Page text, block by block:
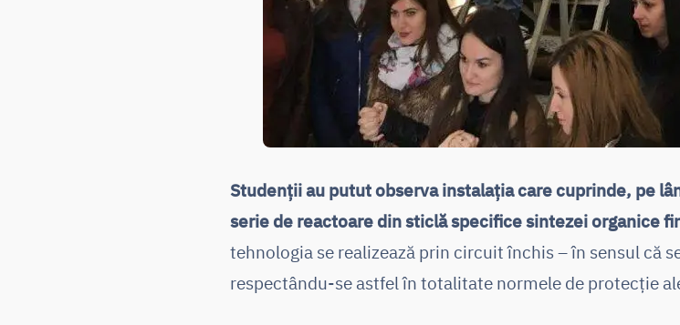
Studenții au putut observa instalația care cuprinde, pe
serie de reactoare din sticlă specifice sintezei organice
tehnologia se realizează prin circuit închis – în sensul că
respectându-se astfel în totalitate normele de protecție